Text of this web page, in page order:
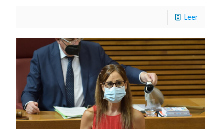
Leer